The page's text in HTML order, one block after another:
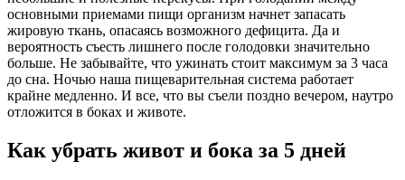
основными приемами пищи организм начнет запасать
жировую ткань, опасаясь возможного дефицита. Да и
вероятность съесть лишнего после голодовки значительно
больше. Не забывайте, что ужинать стоит максимум за 3 часа
до сна. Ночью наша пищеварительная система работает
крайне медленно. И все, что вы съели поздно вечером, наутро
отложится в боках и животе.
Как убрать живот и бока за 5 дней